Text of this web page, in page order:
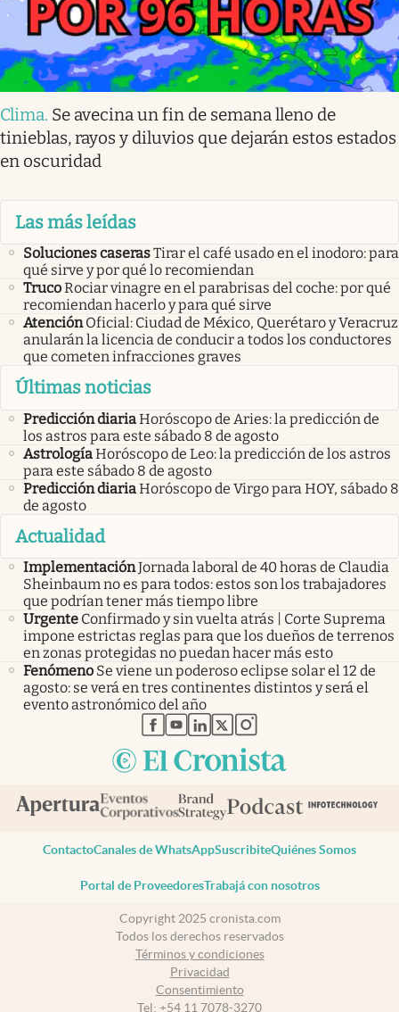
Clima. Se avecina un fin de semana lleno de
tinieblas, rayos y diluvios que dejarán estos estados
en oscuridad
Las más leídas
Soluciones caserasTirar el café usado en el inodoro: para
qué sirve y por qué lo recomiendan
TrucoRociar vinagre en el parabrisas del coche: por qué
recomiendan hacerlo y para qué sirve
Atención Oficial: Ciudad de México, Querétaro y Veracruz
anularán la licencia de conducir a todos los conductores
que cometen infracciones graves
Últimas noticias
Predicción diariaHoróscopo de Aries: la predicción de
los astros para este sábado 8 de agosto
AstrologíaHoróscopo de Leo: la predicción de los astros
para este sábado 8 de agosto
Predicción diariaHoróscopo de Virgo para HOY, sábado 8
de agosto
Actualidad
ImplementaciónJornada laboral de 40 horas de Claudia
Sheinbaum no es para todos: estos son los trabajadores
que podrían tener más tiempo libre
Urgente Confirmado y sin vuelta atrás | Corte Suprema
impone estrictas reglas para que los dueños de terrenos
en zonas protegidas no puedan hacer más esto
Fenómeno Se viene un poderoso eclipse solar el 12 de
agosto: se verá en tres continentes distintos y será el
evento astronómico del año
abre en nueva pestaña
abre en nueva pestaña
abre en nueva pestaña
abre en nueva pestaña
abre en nueva pestaña
ContactoCanales de WhatsAppSuscribiteQuiénes Somos
Portal de ProveedoresTrabajá con nosotros
Copyright 2025 cronista.com
Todos los derechos reservados
Términos y condiciones
Privacidad
Consentimiento
Tel: +54 11 7078-3270